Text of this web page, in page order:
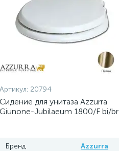
Артикул: 20794
Сидение для унитаза Azzurra
Giunone-Jubilaeum 1800/F bi/br
Бренд
Azzurra